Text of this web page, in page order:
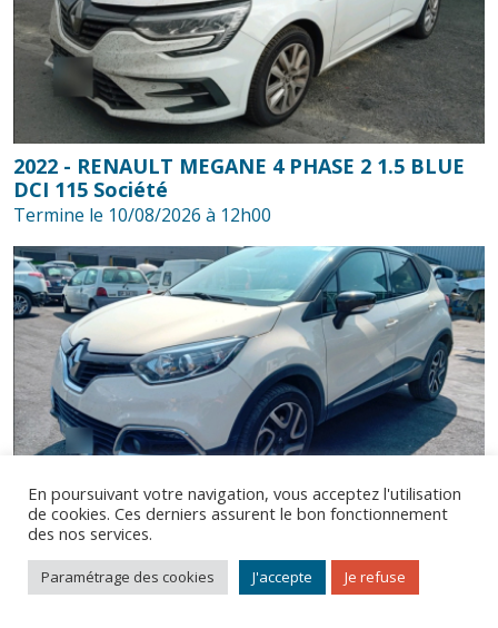
2022 - RENAULT MEGANE 4 PHASE 2 1.5 BLUE
DCI 115 Société
Termine le 10/08/2026 à 12h00
2015 - RENAULT CAPTUR I PHASE 1 1.5 DCI
ENERGY 110ch FAP S/S
Termine le 10/08/2026 à 12h00
© Bidycar 2026. Tous droits réservés.
Comment ça marche ?
Mentions légales
En poursuivant votre navigation, vous acceptez l'utilisation
de cookies. Ces derniers assurent le bon fonctionnement
des nos services.
Paramétrage des cookies J'accepte Je refuse